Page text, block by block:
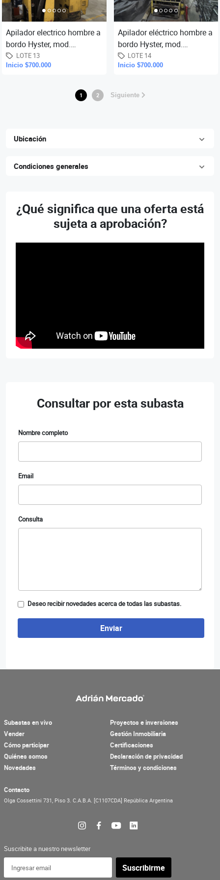
Apilador electrico hombre a
bordo Hyster, mod.
N35ZRS-16.5, cap. 1590
kg., altura maxima 6,00
LOTE 13
Inicio $700.000
Apilador eléctrico hombre a
bordo Hyster, mod.
N35ZRS-16.5, cap. 1590
kg., altura máxima 6,00
LOTE 14
Inicio $700.000
1 2 Siguiente
Ubicación
Condiciones generales
¿Qué significa que una oferta está
sujeta a aprobación?
Consultar por esta subasta
Nombre completo
Email
Consulta
Deseo recibir novedades acerca de todas las subastas.
Enviar
Subastas en vivo
Vender
Cómo participar
Quiénes somos
Novedades
Proyectos e inversiones
Gestión Inmobiliaria
Certificaciones
Declaración de privacidad
Términos y condiciones
Contacto
Olga Cossettini 731, Piso 3. C.A.B.A. [C1107CDA] República Argentina
Suscribite a nuestro newsletter
Suscribirme